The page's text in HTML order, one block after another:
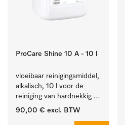
ProCare Shine 10 A - 10 l
vloeibaar reinigingsmiddel,
alkalisch, 10 l voor de
reiniging van hardnekkig
vuil op serviesgoed,
90,00 € excl. BTW